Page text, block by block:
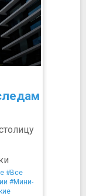
#Все
#Мини-